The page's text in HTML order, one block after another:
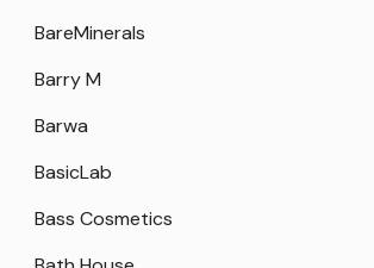
BareMinerals
Barry M
Barwa
BasicLab
Bass Cosmetics